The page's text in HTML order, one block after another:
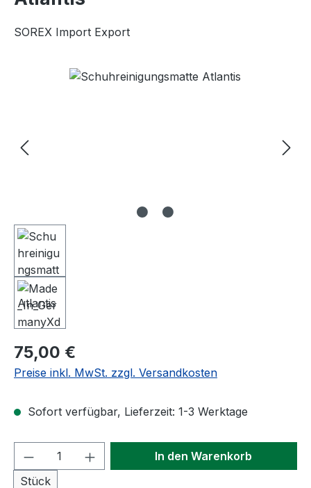
SOREX Import Export
Bildergalerie überspringen
Regulärer Preis:
75,00 €
Preise inkl. MwSt. zzgl. Versandkosten
Sofort verfügbar, Lieferzeit: 1-3 Werktage
Produkt Anzahl: Gib den
Stück
In den Warenkorb